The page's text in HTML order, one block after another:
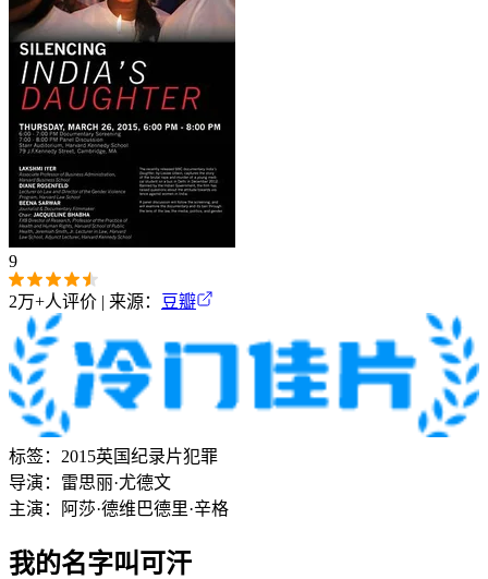
9
2万+人评价 | 来源： 豆瓣
标签： 2015英国纪录片犯罪
导演： 雷思丽·尤德文
主演：
阿莎·德维 巴德里·辛格
我的名字叫可汗